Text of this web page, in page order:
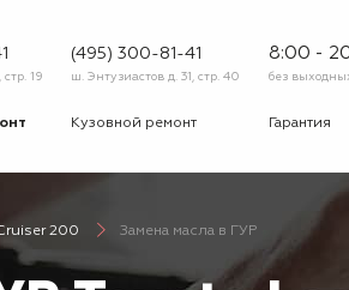
19
(495) 300-81-41
ш. Энтузиастов д. 31, стр. 40
8:00 -
без
Кузовной ремонт Гарантия
клиентам
200 Замена масла в ГУР